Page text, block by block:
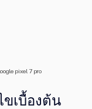
pixel 7 pro
เบื้องต้น